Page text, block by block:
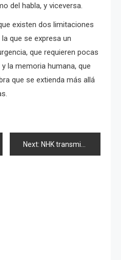
del habla, y viceversa.
existen dos limitaciones
que se expresa un
que requieren pocas
la memoria humana, que
que se extienda más allá
Next: NHK transmitirá imagenes del espacio con cámara de ultra-alta sensibilidad